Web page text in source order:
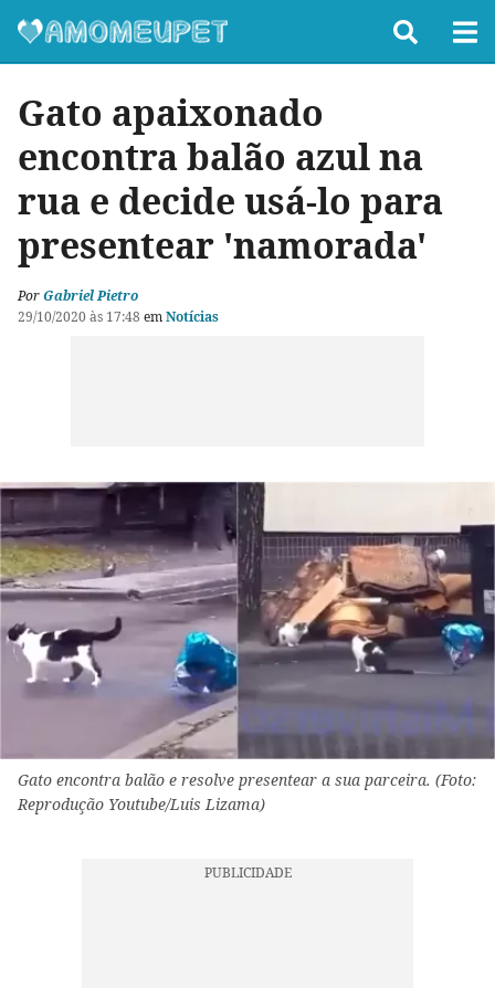
Gato apaixonado
encontra balão azul na
rua e decide usá-lo para
presentear 'namorada'
PorGabriel Pietro
29/10/2020 às 17:48 emNotícias
Gato encontra balão e resolve presentear a sua parceira. (Foto:
Reprodução Youtube/Luis Lizama)